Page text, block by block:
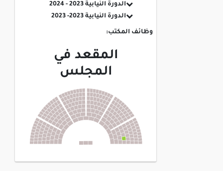
الدورة النيابية 2023 - 2024
الدورة النيابية 2023- 2023
وظائف المكتب:
المقعد في
المجلس